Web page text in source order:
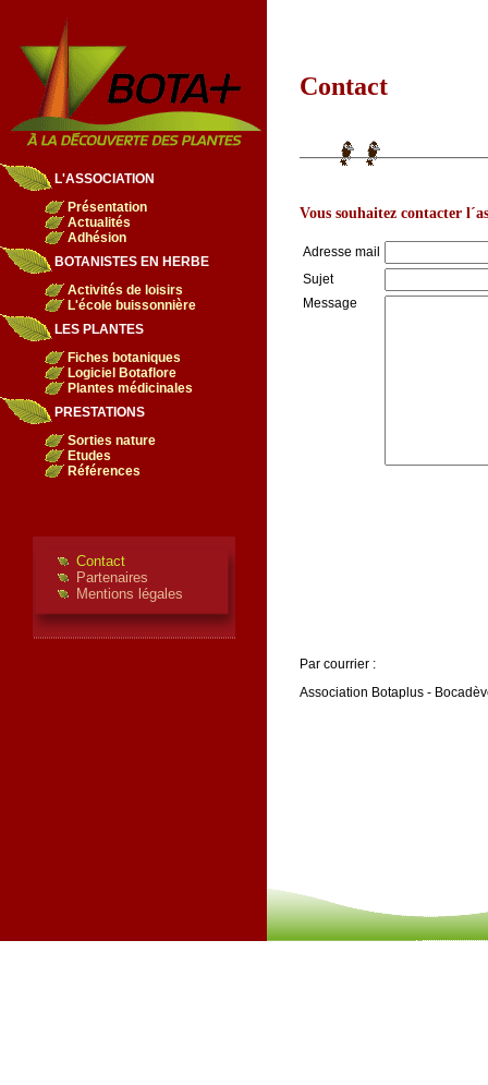
L'ASSOCIATION
Présentation
Actualités
Adhésion
BOTANISTES EN HERBE
Activités de loisirs
L'école buissonnière
LES PLANTES
Fiches botaniques
Logiciel Botaflore
Plantes médicinales
PRESTATIONS
Sorties nature
Etudes
Références
Contact
Partenaires
Mentions légales
Contact
Vous souhaitez contacter
Adresse mail
Sujet
Message
Par courrier :
Association Botaplus -